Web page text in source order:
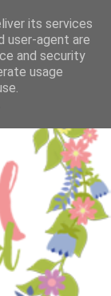
its services
user-agent are
and security
usage